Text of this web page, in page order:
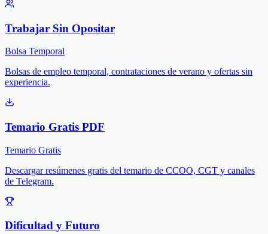
Trabajar Sin Opositar
Bolsa Temporal
Bolsas de empleo temporal, contrataciones de verano y ofertas sin
experiencia.
Temario Gratis PDF
Temario Gratis
Descargar resúmenes gratis del temario de CCOO, CGT y canales
de Telegram.
Dificultad y Futuro